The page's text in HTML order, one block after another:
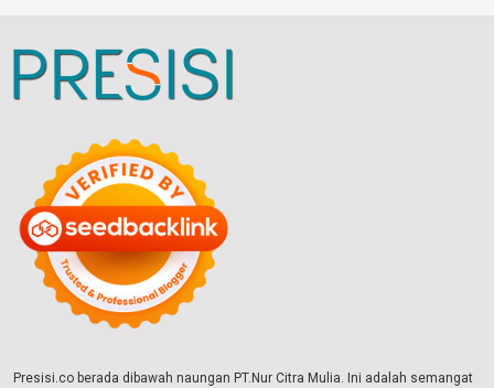
Presisi.co berada dibawah naungan PT.Nur Citra Mulia. Ini adalah semangat